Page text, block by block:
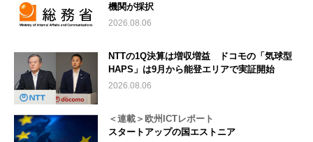
機関が採択
2026.08.06
NTTの1Q決算は増収増益 ドコモの「気球型
HAPS」は9月から能登エリアで実証開始
2026.08.06
＜連載＞欧州ICTレポート
スタートアップの国エストニア